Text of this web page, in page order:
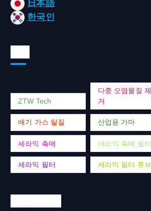
日本語
한국인
ZTW Tech
다중 오염물질 제
거
배기 가스 탈질 산업용 가마
세라믹 촉매 세라믹 촉매 필터
세라믹 필터 세라믹 필터 튜브